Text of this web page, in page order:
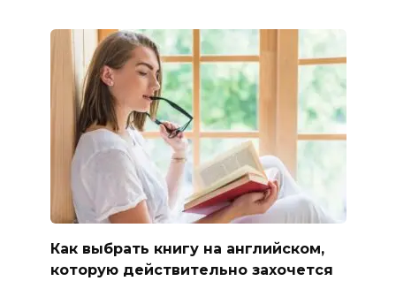
Как выбрать книгу на английском,
которую действительно захочется